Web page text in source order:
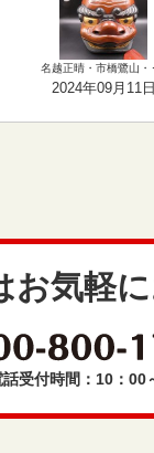
名越正晴・市橋鷺山・
2024年09月11日
お気軽
話受付時間：10：00